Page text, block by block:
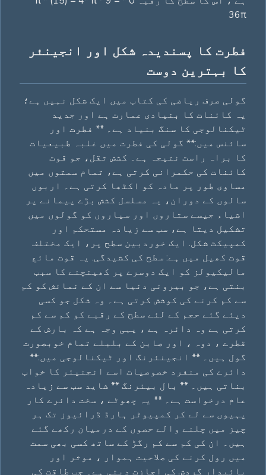
36π
فطرت کا پسندیدہ شکل اور انجینئر
کا بہترین دوست
گولی صرف ریاضی کی کتاب میں ایک شکل نہیں ہے؛
یہ کائنات کا بنیادی عمارت ہے اور جدید
ٹیکنالوجی کا سنگ بنیاد ہے۔ ** فطرت اور
سائنس میں:** گولی کی فطرت میں غلبہ طبیعیات
کا براہ راست نتیجہ ہے۔ کشش ثقل، جو قوت
کائنات کی حکمرانی کرتی ہے، تمام سمتوں میں
مساوی طور پر مادہ کو اکٹھا کرتی ہے۔ اربوں
سالوں کے دوران، یہ مسلسل کشش بڑے پیمانے پر
اشیاء جیسے ستاروں اور سیاروں کو گولوں میں
تشکیل دیتا ہے، سب سے زیادہ مستحکم اور
کمپیکٹ شکل. ایک خوردبین سطح پر، ایک مختلف
قوت کھیل میں ہے: سطح کی کشیدگی. یہ قوت مائع
مالیکیولز کو ایک دوسرے پر کھینچنے کا سبب
بنتی ہے، جو بیرونی دنیا سے ان کے نمائش کو کم
سے کم کرنے کی کوشش کرتی ہے۔ وہ شکل جو کسی
دیئے گئے حجم کے لئے سطح کے رقبے کو کم سے کم
کرتی ہے وہ دائرہ ہے ، یہی وجہ ہے کہ بارش کے
قطرے ، دوہ ، اور صابن کے بلبلے تمام خوبصورت
گول ہیں۔ ** انجینئرنگ اور ٹیکنالوجی میں:**
دائرے کی منفرد خصوصیات اسے انجنیئر کا خواب
بناتی ہیں۔ ** بال بیئرنگ ** شاید سب سے زیادہ
عام درخواست ہے۔ ** یہ چھوٹے ، سخت دائرے کار
پہیوں سے لے کر کمپیوٹر ہارڈ ڈرائیوز تک ہر
چیز میں چلنے والے حصوں کے درمیان رکھے گئے
ہیں۔ ان کی کم سے کم رگڑ کے ساتھ کسی بھی سمت
میں رول کرنے کی صلاحیت ہموار ، موثر اور
پائیدار گردش کی اجازت دیتی ہے۔ جب طاقت کی